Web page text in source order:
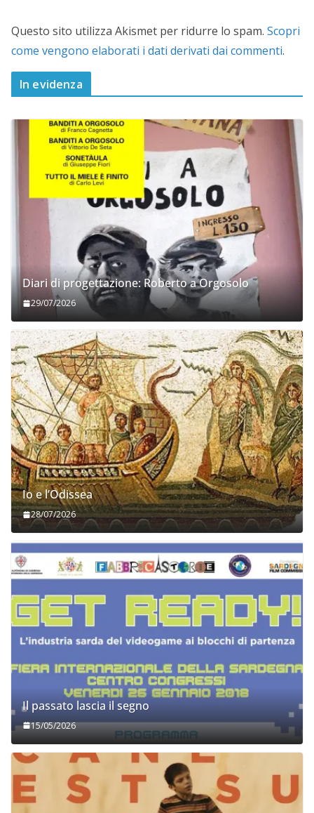
Questo sito utilizza Akismet per ridurre lo spam. Scopri
come vengono elaborati i dati derivati dai commenti.
In evidenza
Diari di progettazione: Roberto a Orgosolo
29/07/2026
Io e l’Odissea
28/07/2026
Il passato lascia il segno
15/05/2026